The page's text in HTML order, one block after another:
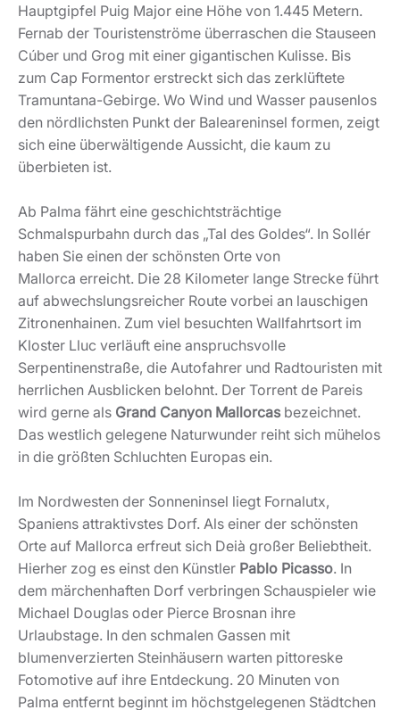
Hauptgipfel Puig Major eine Höhe von 1.445 Metern.
Fernab der Touristenströme überraschen die Stauseen
Cúber und Grog mit einer gigantischen Kulisse. Bis
zum Cap Formentor erstreckt sich das zerklüftete
Tramuntana-Gebirge. Wo Wind und Wasser pausenlos
den nördlichsten Punkt der Baleareninsel formen, zeigt
sich eine überwältigende Aussicht, die kaum zu
überbieten ist.
Ab Palma fährt eine geschichtsträchtige
Schmalspurbahn durch das „Tal des Goldes“. In Sollér
haben Sie einen der schönsten Orte von
Mallorca erreicht. Die 28 Kilometer lange Strecke führt
auf abwechslungsreicher Route vorbei an lauschigen
Zitronenhainen. Zum viel besuchten Wallfahrtsort im
Kloster Lluc verläuft eine anspruchsvolle
Serpentinenstraße, die Autofahrer und Radtouristen mit
herrlichen Ausblicken belohnt. Der Torrent de Pareis
wird gerne als Grand Canyon Mallorcasbezeichnet.
Das westlich gelegene Naturwunder reiht sich mühelos
in die größten Schluchten Europas ein.
Im Nordwesten der Sonneninsel liegt Fornalutx,
Spaniens attraktivstes Dorf. Als einer der schönsten
Orte auf Mallorca erfreut sich Deià großer Beliebtheit.
Hierher zog es einst den Künstler Pablo Picasso. In
dem märchenhaften Dorf verbringen Schauspieler wie
Michael Douglas oder Pierce Brosnan ihre
Urlaubstage. In den schmalen Gassen mit
blumenverzierten Steinhäusern warten pittoreske
Fotomotive auf ihre Entdeckung. 20 Minuten von
Palma entfernt beginnt im höchstgelegenen Städtchen